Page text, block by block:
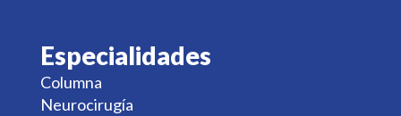
Especialidades
Columna
Neurocirugía